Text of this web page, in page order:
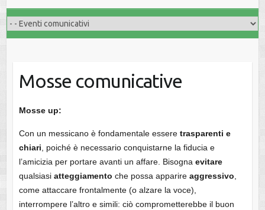
Mosse comunicative
Mosse up:
Con un messicano è fondamentale essere trasparenti e
chiari , poiché è necessario conquistarne la fiducia e
l’amicizia per portare avanti un affare. Bisogna evitare
qualsiasi atteggiamento che possa apparire aggressivo
come attaccare frontalmente (o alzare la voce),
interrompere l’altro e simili: ciò comprometterebbe il buon